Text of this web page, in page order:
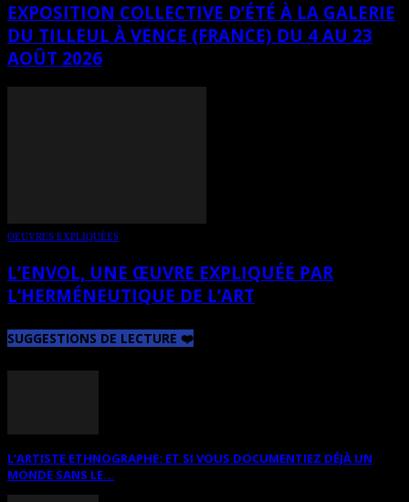
EXPOSITION COLLECTIVE D’ÉTÉ À LA GALERIE
DU TILLEUL À VENCE (FRANCE) DU 4 AU 23
AOÛT 2026
OEUVRES EXPLIQUÉES
L’ENVOL, UNE ŒUVRE EXPLIQUÉE PAR
L’HERMÉNEUTIQUE DE L’ART
SUGGESTIONS DE LECTURE ❤️
L’ARTISTE ETHNOGRAPHE: ET SI VOUS DOCUMENTIEZ DÉJÀ UN
MONDE SANS LE...